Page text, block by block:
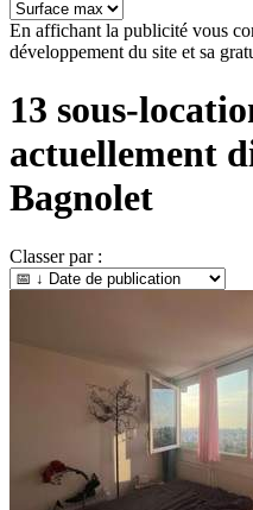
En affichant la publicité vous
développement du site et sa
13 sous-
actuellement
Bagnolet
Classer par :